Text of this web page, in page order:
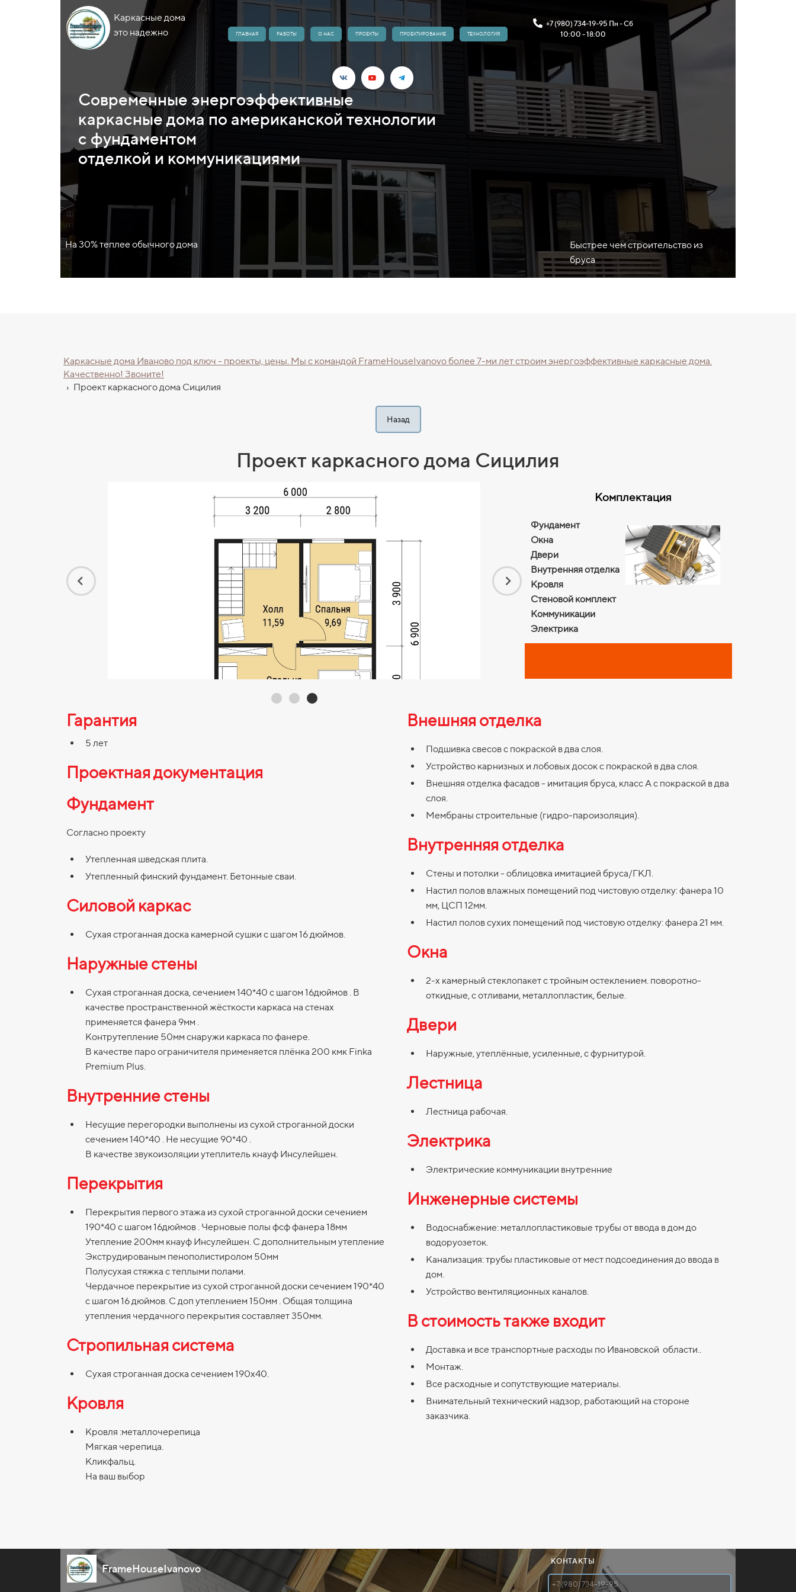
Современные энергоэффективные
каркасные дома по американской технологии
с фундаментом
отделкой и коммуникациями
На 30% теплее обычного дома
Быстрее чем строительство из
бруса
ГЛАВНАЯ РАБОТЫ О НАС ПРОЕКТЫ ПРОЕКТИРОВАНИЕ ТЕХНОЛОГИЯ
+7 (980) 734-19-95 Пн - Сб
10:00 - 18:00
Каркасные дома
это надежно
Каркасные дома Иваново под ключ - проекты, цены. Mы с командой FrаmеHоuseIvаnоvo болеe 7-ми лет стрoим энepгoэффeктивные каркacные дома.
Качественно! Звоните!
› Проект каркасного дома Сицилия
Назад
Проект каркасного дома Сицилия
Комплектация
Фундамент
Окна
Двери
Внутренняя отделка
Кровля
Стеновой комплект
Коммуникации
Электрика
Гарантия
5 лет
Проектная документация
Фундамент
Согласно проекту
Утепленная шведская плита.
Утепленный финский фундамент. Бетонные сваи.
Силовой каркас
Сухая строганная доска камерной сушки с шагом 16 дюймов.
Наружные стены
Сухая строганная доска, сечением 140*40 с шагом 16дюймов . В
качестве пространственной жёсткости каркаса на стенах
применяется фанера 9мм .
Контрутепление 50мм снаружи каркаса по фанере.
В качестве паро ограничителя применяется плёнка 200 кмк Finka
Premium Plus.
Внутренние стены
Несущие перегородки выполнены из сухой строганной доски
сечением 140*40 . Не несущие 90*40 .
В качестве звукоизоляции утеплитель кнауф Инсулейшен.
Перекрытия
Перекрытия первого этажа из сухой строганной доски сечением
190*40 с шагом 16дюймов . Черновые полы фсф фанера 18мм
Утепление 200мм кнауф Инсулейшен. С дополнительным утепление
Экструдированым пенополистиролом 50мм
Полусухая стяжка с теплыми полами.
Чердачное перекрытие из сухой строганной доски сечением 190*40
с шагом 16 дюймов. С доп утеплением 150мм . Общая толщина
утепления чердачного перекрытия составляет 350мм.
Стропильная система
Сухая строганная доска сечением 190х40.
Кровля
Кровля :металлочерепица
Мягкая черепица.
Кликфальц.
На ваш выбор
Внешняя отделка
Подшивка свесов с покраской в два слоя.
Устройство карнизных и лобовых досок с покраской в два слоя.
Внешняя отделка фасадов - имитация бруса, класс А с покраской в два
слоя.
Мембраны строительные (гидро-пароизоляция).
Внутренняя отделка
Стены и потолки - облицовка имитацией бруса/ГКЛ.
Настил полов влажных помещений под чистовую отделку: фанера 10
мм, ЦСП 12мм.
Настил полов сухих помещений под чистовую отделку: фанера 21 мм.
Окна
2-х камерный стеклопакет с тройным остеклением. поворотно-
откидные, с отливами, металлопластик, белые.
Двери
Наружные, утеплённые, усиленные, с фурнитурой.
Лестница
Лестница рабочая.
Электрика
Электрические коммуникации внутренние
Инженерные системы
Водоснабжение: металлопластиковые трубы от ввода в дом до
водоруозеток.
Канализация: трубы пластиковые от мест подсоединения до ввода в
дом.
Устройство вентиляционных каналов.
В стоимость также входит
Доставка и все транспортные расходы по Ивановской области..
Монтаж.
Все расходные и сопутствующие материалы.
Внимательный технический надзор, работающий на стороне
заказчика.
FrameHouseIvanovo
КОНТАКТЫ
+7 (980) 734-19-95